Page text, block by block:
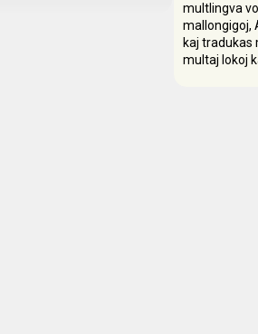
multlingva
mallongigoj,
kaj tradukas
multaj lokoj